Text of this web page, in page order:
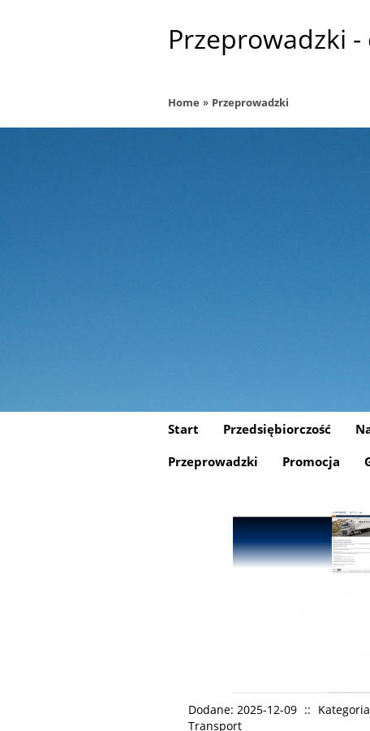
Przeprowadzki
Home » Przeprowadzki
Start Przedsiębiorczość
Przeprowadzki
Promocja
Dodane: 2025-12-09 ::
Transport